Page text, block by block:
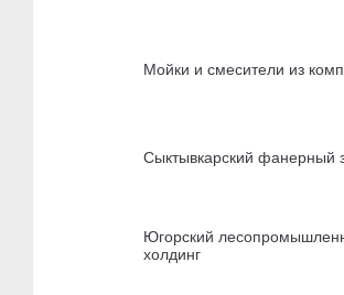
Мойки и смесители из
Сыктывкарский фанерный
Югорский
холдинг